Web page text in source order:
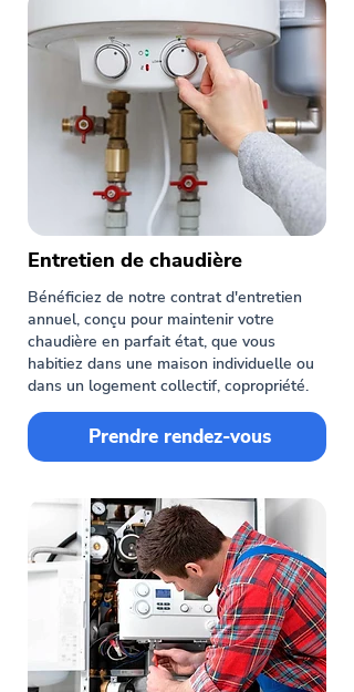
Entretien de chaudière
Bénéficiez de notre contrat d'entretien
annuel, conçu pour maintenir votre
chaudière en parfait état, que vous
habitiez dans une maison individuelle ou
dans un logement collectif, copropriété.
Prendre rendez-vous